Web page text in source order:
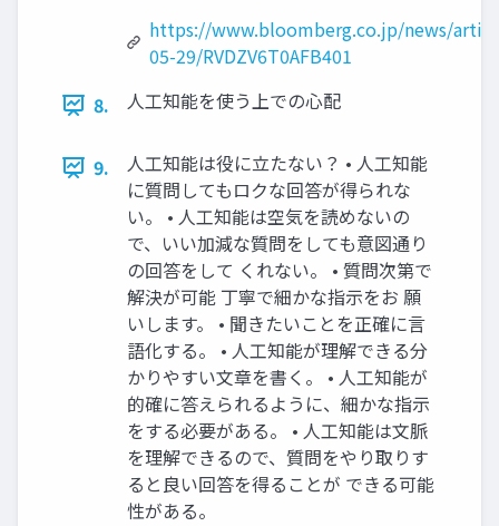
https://www.bloomberg.co.jp/news/
05-29/RVDZV6T0AFB401
8.
人工知能を使う上での心配
9.
人工知能は役に立たない？ • 人工知能
に質問してもロクな回答が得られな
い。 • 人工知能は空気を読めないの
で、いい加減な質問をしても意図通り
の回答をして くれない。 • 質問次第で
解決が可能 丁寧で細かな指示をお 願
いします。 • 聞きたいことを正確に言
語化する。 • 人工知能が理解できる分
かりやすい文章を書く。 • 人工知能が
的確に答えられるように、細かな指示
をする必要がある。 • 人工知能は文脈
を理解できるので、質問をやり取りす
ると良い回答を得ることが できる可能
性がある。